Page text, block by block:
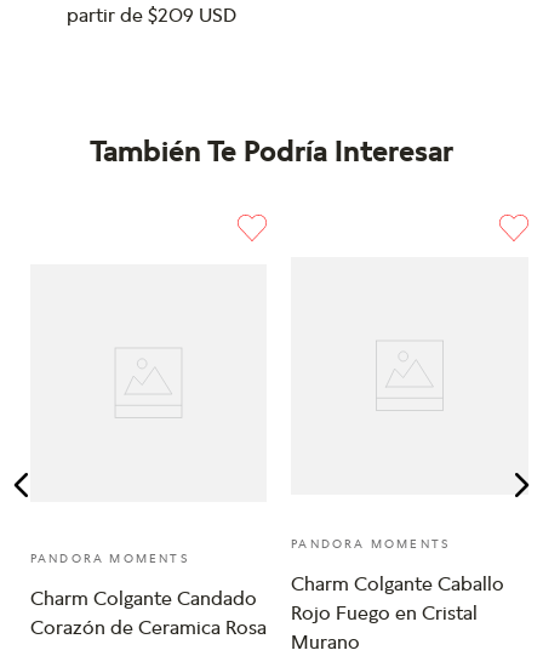
partir de $209 USD
También Te Podría Interesar
PANDORA MOMENTS
Charm Colgante Candado
Corazón de Ceramica Rosa
PANDORA MOMENTS
Charm Colgante Caballo
Rojo Fuego en Cristal
Murano